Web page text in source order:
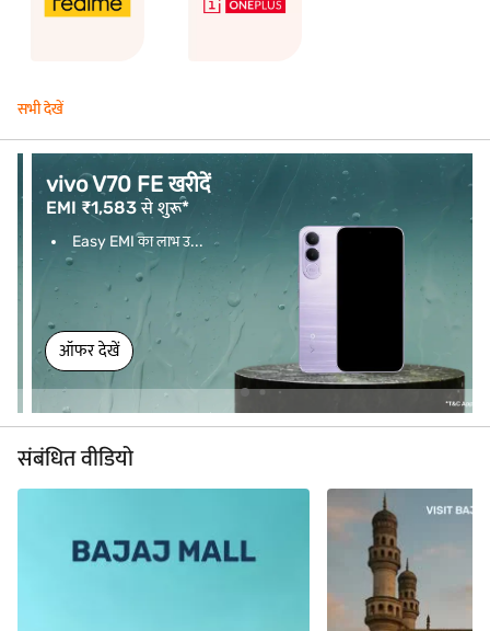
सभी देखें
vivo V70 FE खरीदें
EMI ₹1,583 से शुरू*
Easy EMI का लाभ उ...
ऑफर देखें
संबंधित वीडियो